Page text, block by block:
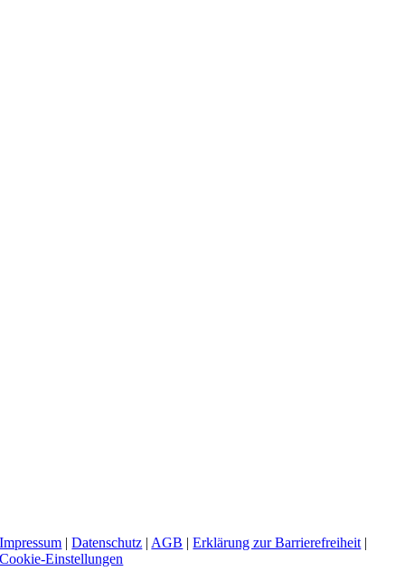
Impressum |Datenschutz | AGB |Erklärung zur Barrierefreiheit |
Cookie-Einstellungen